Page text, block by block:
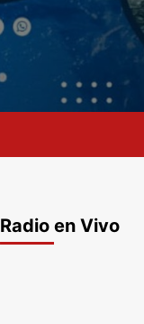
Radio en Vivo